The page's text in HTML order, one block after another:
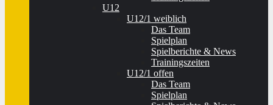
U12
U12/1 weiblich
Das Team
Spielplan
Spielberichte & News
Trainingszeiten
U12/1 offen
Das Team
Spielplan